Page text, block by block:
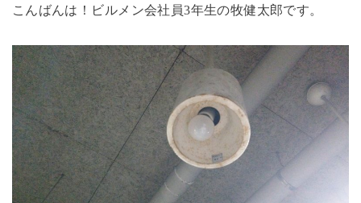
こんばんは！ビルメン会社員3年生の牧健太郎です。